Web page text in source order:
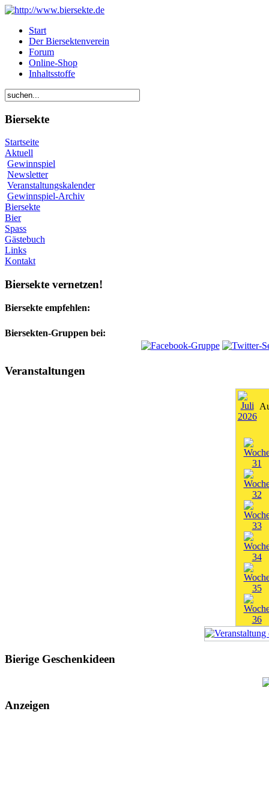
Start
Der Biersektenverein
Forum
Online-Shop
Inhaltsstoffe
Biersekte
Startseite
Aktuell
Gewinnspiel
Newsletter
Veranstaltungskalender
Gewinnspiel-Archiv
Biersekte
Bier
Spass
Gästebuch
Links
Kontakt
Biersekte vernetzen!
Biersekte empfehlen:
Biersekten-Gruppen bei:
Veranstaltungen
Bierige Geschenkideen
Anzeigen